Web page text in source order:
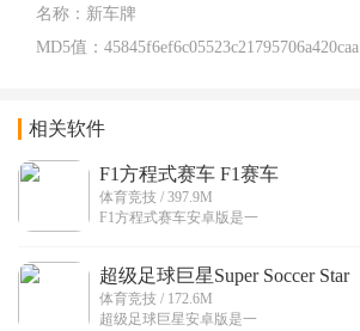
名称： 新车牌
MD5值： 45845f6ef6c05523c21795706a420caa
相关软件
F1方程式赛车 F1赛车
体育竞技 / 397.9M
F1方程式赛车安卓版是一
超级足球巨星Super Soccer Star
体育竞技 / 172.6M
超级足球巨星安卓版是一